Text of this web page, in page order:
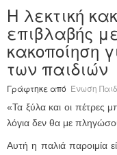
Η λεκτική
επιβλαβής
κακοποίηση
των παιδιών
Γράφτηκε από Ένωση
«Τα ξύλα και οι πέτρες
λόγια δεν θα με
Αυτή η παλιά παροιμία